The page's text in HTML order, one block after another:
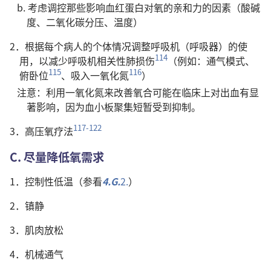
b. 考虑调控那些影响血红蛋白对氧的亲和力的因素（酸碱
度、二氧化碳分压、温度）
2．根据每个病人的个体情况调整呼吸机（呼吸器）的使
用，以减少呼吸机相关性肺损伤114 （例如：通气模式、
俯卧位115、吸入一氧化氮116）
注意：利用一氧化氮来改善氧合可能在临床上对出血有显
著影响，因为血小板聚集短暂受到抑制。
3．高压氧疗法117-122
C. 尽量降低氧需求
1．控制性低温（参看4.G.2.）
2．镇静
3．肌肉放松
4．机械通气